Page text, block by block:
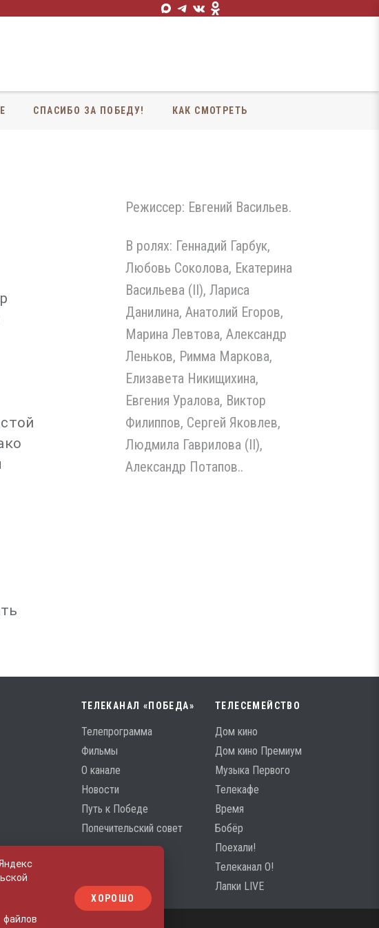
СПАСИБО ЗА ПОБЕДУ! КАК СМОТРЕТЬ
Режиссер: Евгений Васильев.
В ролях: Геннадий Гарбук,
Любовь Соколова, Екатерина
Васильева (II), Лариса
Данилина, Анатолий Егоров,
Марина Левтова, Александр
Леньков, Римма Маркова,
Елизавета Никищихина,
Евгения Уралова, Виктор
Филиппов, Сергей Яковлев,
Людмила Гаврилова (II),
Александр Потапов..
ТЕЛЕКАНАЛ «ПОБЕДА»
Телепрограмма
Фильмы
О канале
Новости
Путь к Победе
Попечительский совет
ТЕЛЕСЕМЕЙСТВО
Дом кино
Дом кино Премиум
Музыка Первого
Телекафе
Время
Бобёр
Поехали!
Телеканал О!
Лапки LIVE
ХОРОШО